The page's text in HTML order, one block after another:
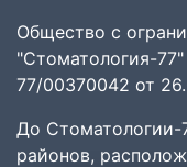
Общество с
"Стоматология-
77/00370042 от
До Стоматологии-
районов,